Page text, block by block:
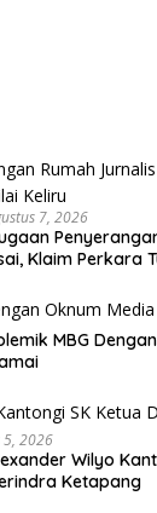
7, 2026
Klaim Perkara
MBG
5, 2026
Wilyo
Ketapang